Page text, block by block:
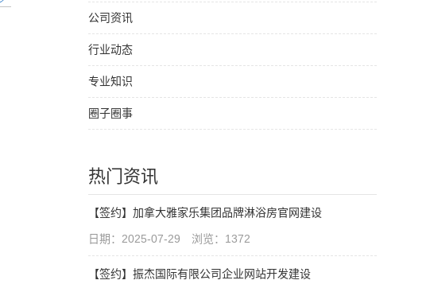
公司资讯
行业动态
专业知识
圈子圈事
热门资讯
【签约】加拿大雅家乐集团品牌淋浴房官网建设
日期：2025-07-29 浏览：1372
【签约】振杰国际有限公司企业网站开发建设